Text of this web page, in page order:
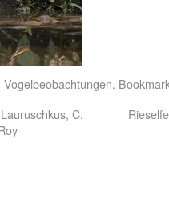
Vogelbeobachtungen.
C.